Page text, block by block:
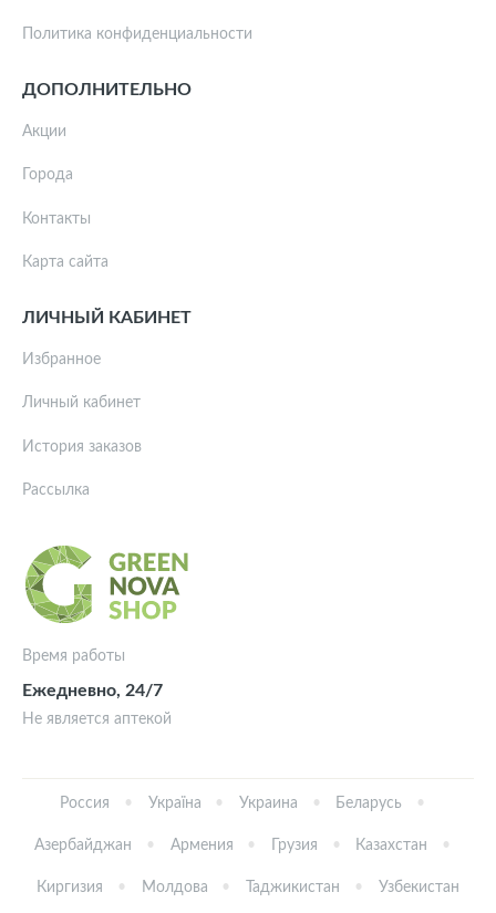
Время работы
Ежедневно, 24/7
Не является аптекой
Политика конфиденциальности
ДОПОЛНИТЕЛЬНО
Акции
Города
Контакты
Карта сайта
ЛИЧНЫЙ КАБИНЕТ
Избранное
Личный кабинет
История заказов
Рассылка
Россия Україна Украина Беларусь
Азербайджан Армения Грузия Казахстан
Киргизия Молдова Таджикистан Узбекистан